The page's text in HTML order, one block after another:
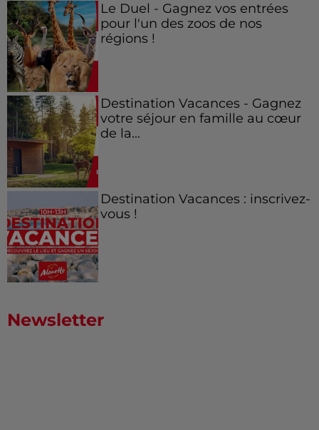
Le Duel - Gagnez vos entrées
pour l'un des zoos de nos
régions !
Destination Vacances - Gagnez
votre séjour en famille au cœur
de la...
Destination Vacances : inscrivez-
vous !
Newsletter